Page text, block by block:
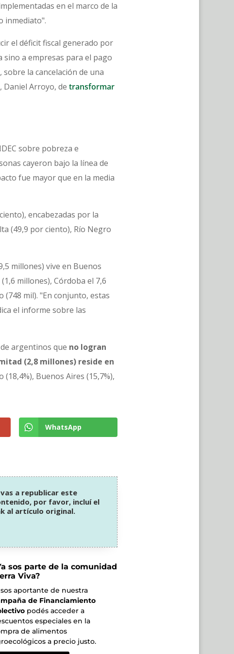
en el marco de la
inmediato".
el déficit fiscal generado por
sino a empresas para el pago
la cancelación de una
Daniel Arroyo, de transformar
sobre pobreza e
cayeron bajo la línea de
fue mayor que en la media
encabezadas por la
(49,9 por ciento), Río Negro
millones) vive en Buenos
millones), Córdoba el 7,6
(748 mil). "En conjunto, estas
el informe sobre las
argentinos que no logran
(2,8 millones) reside en
Buenos Aires (15,7%),
WhatsApp
vas a republicar este
por favor, incluí el
al artículo original.
sos parte de la comunidad
Viva?
aportante de nuestra
de Financiamiento
podés acceder a
especiales en la
de alimentos
a precio justo.